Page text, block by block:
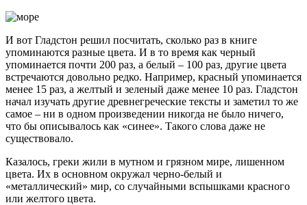
И вот Гладстон решил посчитать, сколько раз в книге
упоминаются разные цвета. И в то время как черный
упоминается почти 200 раз, а белый – 100 раз, другие цвета
встречаются довольно редко. Например, красный упоминается
менее 15 раз, а желтый и зеленый даже менее 10 раз. Гладстон
начал изучать другие древнегреческие тексты и заметил то же
самое – ни в одном произведении никогда не было ничего,
что бы описывалось как «синее». Такого слова даже не
существовало.
Казалось, греки жили в мутном и грязном мире, лишенном
цвета. Их в основном окружал черно-белый и
«металлический» мир, со случайными вспышками красного
или желтого цвета.